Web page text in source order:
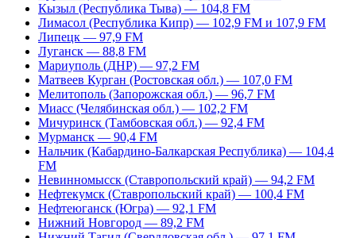
Кызыл (Республика Тыва) — 104,8 FM
Лимасол (Республика Кипр) — 102,9 FM и 107,9 FM
Липецк — 97,9 FM
Луганск — 88,8 FM
Мариуполь (ДНР) — 97,2 FM
Матвеев Курган (Ростовская обл.) — 107,0 FM
Мелитополь (Запорожская обл.) — 96,7 FM
Миасс (Челябинская обл.) — 102,2 FM
Мичуринск (Тамбовская обл.) — 92,4 FM
Мурманск — 90,4 FM
Нальчик (Кабардино-Балкарская Республика) — 104,4
FM
Невинномысск (Ставропольский край) — 94,2 FM
Нефтекумск (Ставропольский край) — 100,4 FM
Нефтеюганск (Югра) — 92,1 FM
Нижний Новгород — 89,2 FM